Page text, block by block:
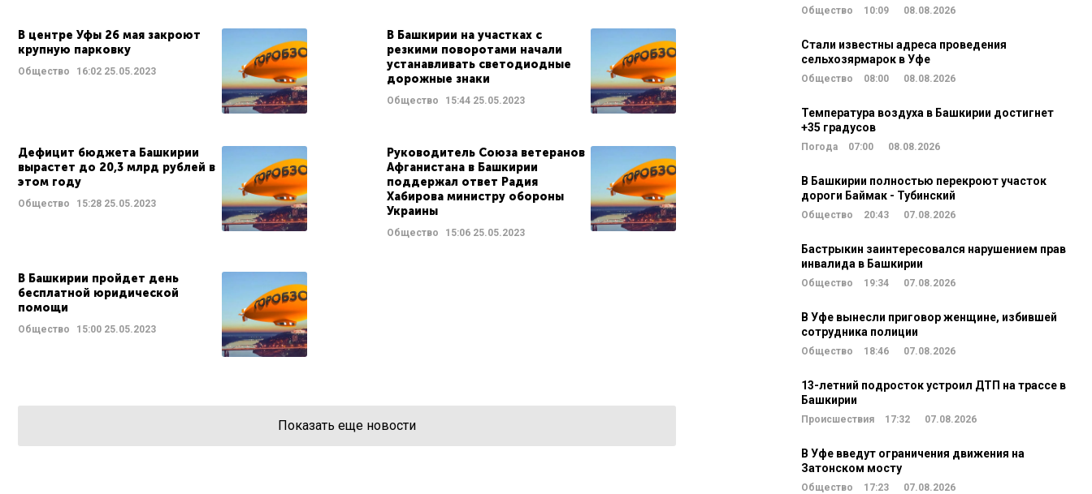
В центре Уфы 26 мая закроют
крупную парковку
Общество 16:02 25.05.2023
В Башкирии на участках с
резкими поворотами начали
устанавливать светодиодные
дорожные знаки
Общество 15:4425.05.2023
Дефицит бюджета Башкирии
вырастет до 20,3 млрд рублей в
этом году
Общество 15:28 25.05.2023
Руководитель Союза ветеранов
Афганистана в Башкирии
поддержал ответ Радия
Хабирова министру обороны
Украины
Общество 15:0625.05.2023
В Башкирии пройдет день
бесплатной юридической
помощи
Общество 15:00 25.05.2023
Показать еще новости
Общество 10:09 08.08.2026
Стали известны адреса проведения
сельхозярмарок в Уфе
Общество 08:00 08.08.2026
Температура воздуха в Башкирии достигнет
+35 градусов
Погода 07:00 08.08.2026
В Башкирии полностью перекроют участок
дороги Баймак - Тубинский
Общество 20:43 07.08.2026
Бастрыкин заинтересовался нарушением прав
инвалида в Башкирии
Общество 19:34 07.08.2026
В Уфе вынесли приговор женщине, избившей
сотрудника полиции
Общество 18:46 07.08.2026
13-летний подросток устроил ДТП на трассе в
Башкирии
Происшествия 17:32 07.08.2026
В Уфе введут ограничения движения на
Затонском мосту
Общество 17:23 07.08.2026